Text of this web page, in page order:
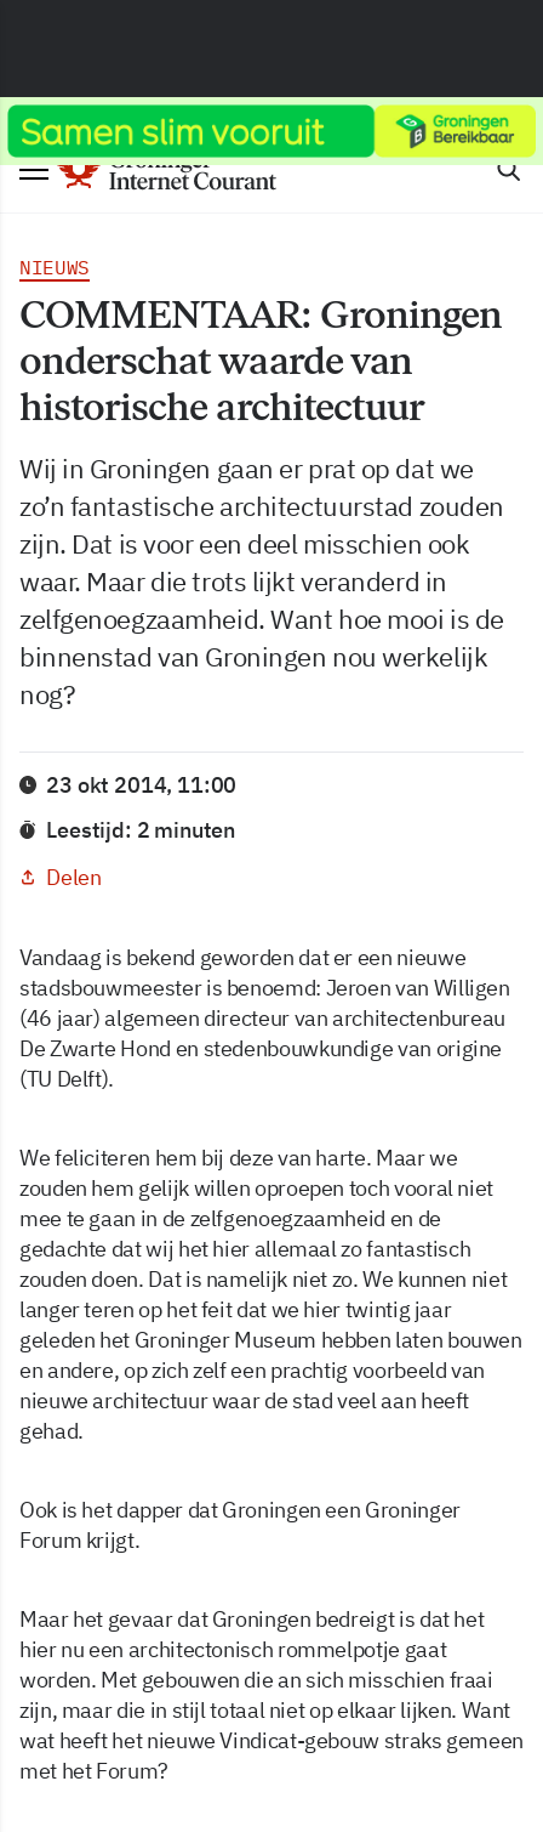
NIEUWS
COMMENTAAR: Groningen
onderschat waarde van
historische architectuur
Wij in Groningen gaan er prat op dat we
zo’n fantastische architectuurstad zouden
zijn. Dat is voor een deel misschien ook
waar. Maar die trots lijkt veranderd in
zelfgenoegzaamheid. Want hoe mooi is de
binnenstad van Groningen nou werkelijk
nog?
23 okt 2014, 11:00
Leestijd: 2 minuten
Delen
Vandaag is bekend geworden dat er een nieuwe
stadsbouwmeester is benoemd: Jeroen van Willigen
(46 jaar) algemeen directeur van architectenbureau
De Zwarte Hond en stedenbouwkundige van origine
(TU Delft).
We feliciteren hem bij deze van harte. Maar we
zouden hem gelijk willen oproepen toch vooral niet
mee te gaan in de zelfgenoegzaamheid en de
gedachte dat wij het hier allemaal zo fantastisch
zouden doen. Dat is namelijk niet zo. We kunnen niet
langer teren op het feit dat we hier twintig jaar
geleden het Groninger Museum hebben laten bouwen
en andere, op zich zelf een prachtig voorbeeld van
nieuwe architectuur waar de stad veel aan heeft
gehad.
Ook is het dapper dat Groningen een Groninger
Forum krijgt.
Maar het gevaar dat Groningen bedreigt is dat het
hier nu een architectonisch rommelpotje gaat
worden. Met gebouwen die an sich misschien fraai
zijn, maar die in stijl totaal niet op elkaar lijken. Want
wat heeft het nieuwe Vindicat-gebouw straks gemeen
met het Forum?